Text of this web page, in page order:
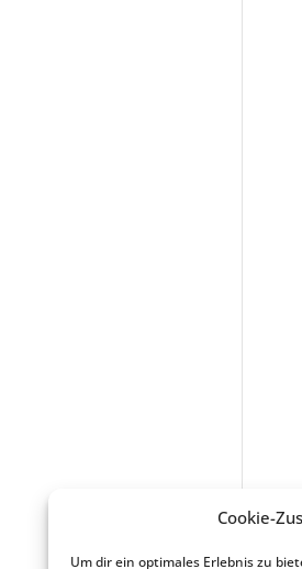
Cookie-
Um dir ein optimales Erlebnis zu